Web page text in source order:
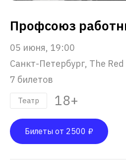
Профсоюз
05 июня, 19:00
Санкт-Петербург, The
7 билетов
Театр 18+
Билеты от 2500 ₽